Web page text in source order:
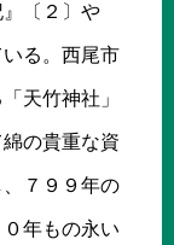
〔２〕や
いる。西尾市
天竹神社」
の貴重な資
７９９年の
年もの永い